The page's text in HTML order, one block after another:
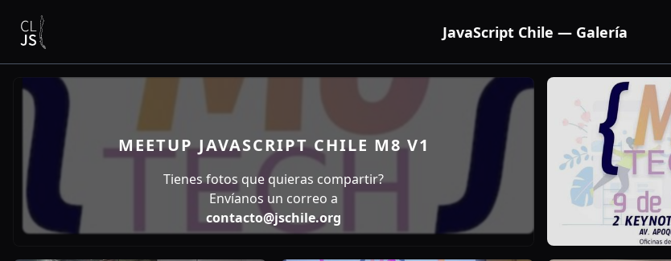
JavaScript Chile — Galería
MEETUP JAVASCRIPT CHILE M8 V1
Tienes fotos que quieras compartir?
Envíanos un correo a
contacto@jschile.org